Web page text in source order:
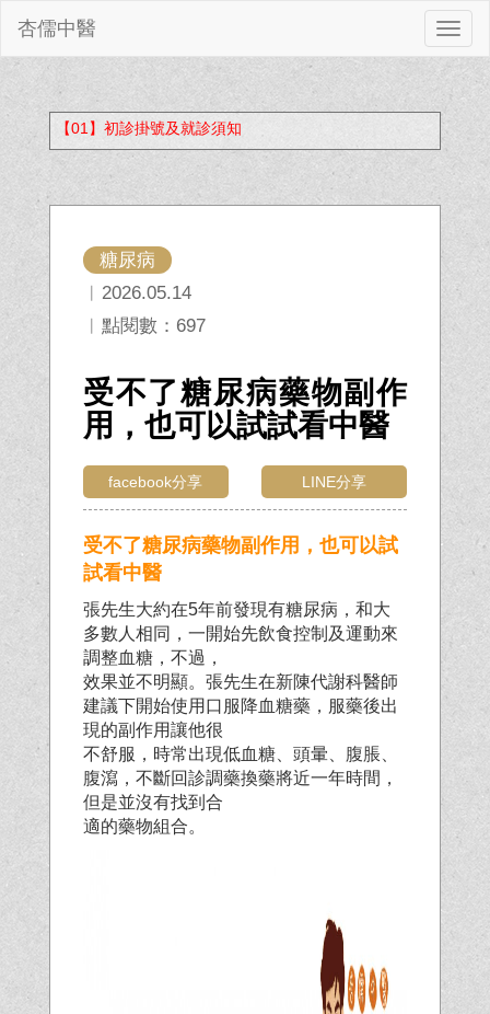
切
換
杏儒中醫
【01】初診掛號及就診須知
糖尿病
︱2026.05.14
︱點閱數：697
受不了糖尿病藥物副作
用，也可以試試看中醫
facebook分享 LINE分享
受不了糖尿病藥物副作用，也可以試
試看中醫
張先生大約在5年前發現有糖尿病，和大
多數人相同，一開始先飲食控制及運動來
調整血糖，不過，
效果並不明顯。張先生在新陳代謝科醫師
建議下開始使用口服降血糖藥，服藥後出
現的副作用讓他很
不舒服，時常出現低血糖、頭暈、腹脹、
腹瀉，不斷回診調藥換藥將近一年時間，
但是並沒有找到合
適的藥物組合。